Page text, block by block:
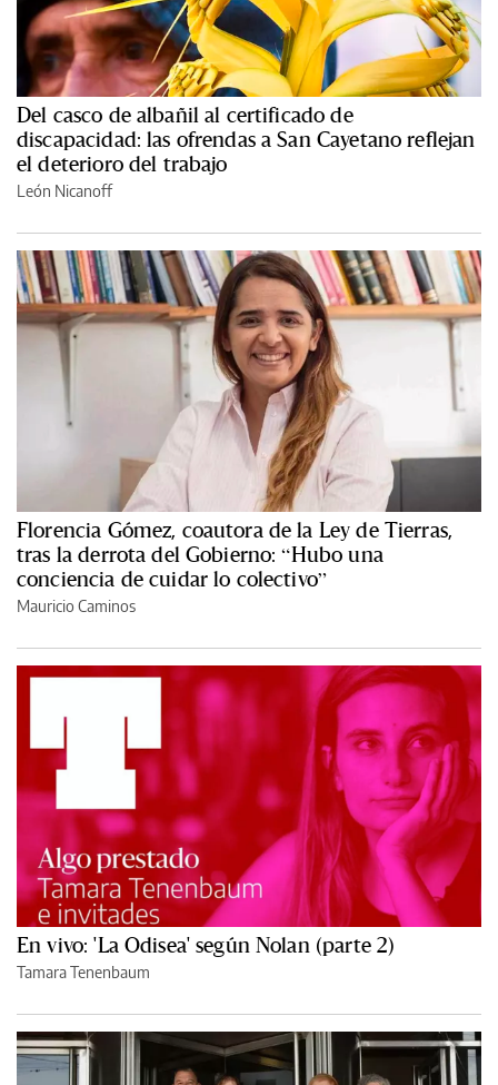
Del casco de albañil al certificado de
discapacidad: las ofrendas a San Cayetano reflejan
el deterioro del trabajo
León Nicanoff
Florencia Gómez, coautora de la Ley de Tierras,
tras la derrota del Gobierno: “Hubo una
conciencia de cuidar lo colectivo”
Mauricio Caminos
En vivo: 'La Odisea' según Nolan (parte 2)
Tamara Tenenbaum